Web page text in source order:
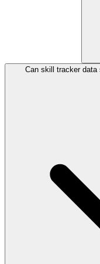
Can skill tracker data